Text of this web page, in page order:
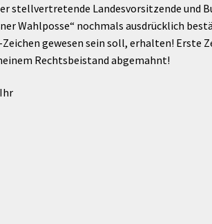
stellvertretende Landesvorsitzende und
Wahlposse“ nochmals ausdrücklich
gewesen sein soll, erhalten! Erste
Rechtsbeistand abgemahnt!